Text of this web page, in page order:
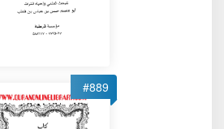
#889